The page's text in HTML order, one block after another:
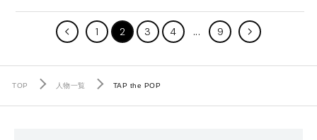
1 2 3 4 9
TOP 人物一覧 TAP the POP